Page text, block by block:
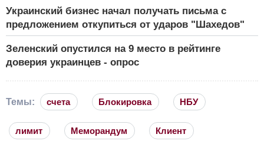
Украинский бизнес начал получать письма с
предложением откупиться от ударов "Шахедов"
Зеленский опустился на 9 место в рейтинге
доверия украинцев - опрос
Темы: счета Блокировка НБУ
лимит Меморандум Клиент